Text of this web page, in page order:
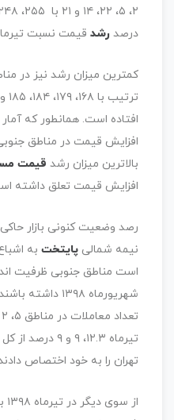
درصد رشد قیمت نسبت تیرماه ۱۳۹۵
افتاده است. همانطور که
افزایش قیمت در مناطق
بالاترین میزان رشد قیمت
افزایش قیمت تعلق داشته
رصد وضعیت کنونی بازار
نیمه شمالی پایتخت به
است مناطق جنوبی ظرفیت
شهریورماه ۱۳۹۸
تیرماه ۱۲.۳، ۹ و ۹ درصد از کل قراردادهای
تهران را به خود اختصاص